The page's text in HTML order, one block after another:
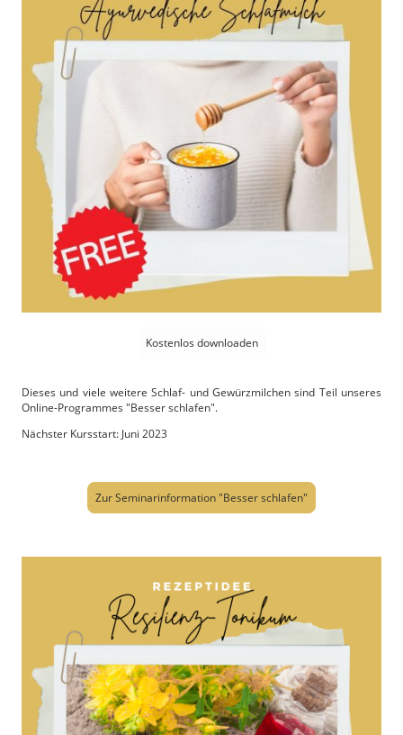
Kostenlos downloaden
Dieses und viele weitere Schlaf- und Gewürzmilchen sind Teil unseres
Online-Programmes "Besser schlafen".
Nächster Kursstart: Juni 2023
Zur Seminarinformation "Besser schlafen"